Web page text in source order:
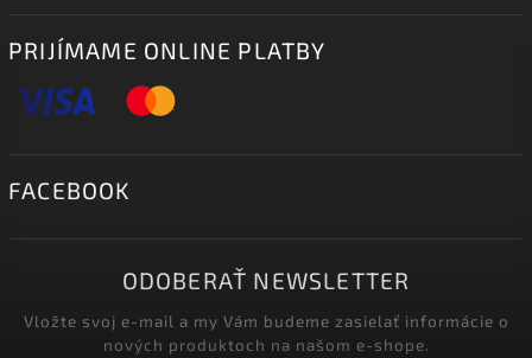
PRIJÍMAME ONLINE PLATBY
FACEBOOK
ODOBERAŤ NEWSLETTER
Vložte svoj e-mail a my Vám budeme zasielať informácie o
nových produktoch na našom e-shope.